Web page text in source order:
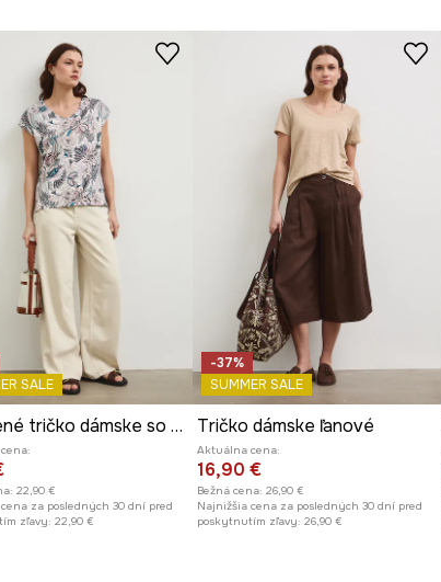
a
ju
a
a
.
SALE
Bavlnené tričko dámske so vzorom
22,90 €
za posledných 30 dní pred
zľavy: 22,90 €
-37%
SUMMER SALE
Tričko dámske ľanové
Aktuálna cena:
16,90 €
Bežná cena: 26,90 €
Najnižšia cena za posledných 30 dní pred
poskytnutím zľavy: 26,90 €